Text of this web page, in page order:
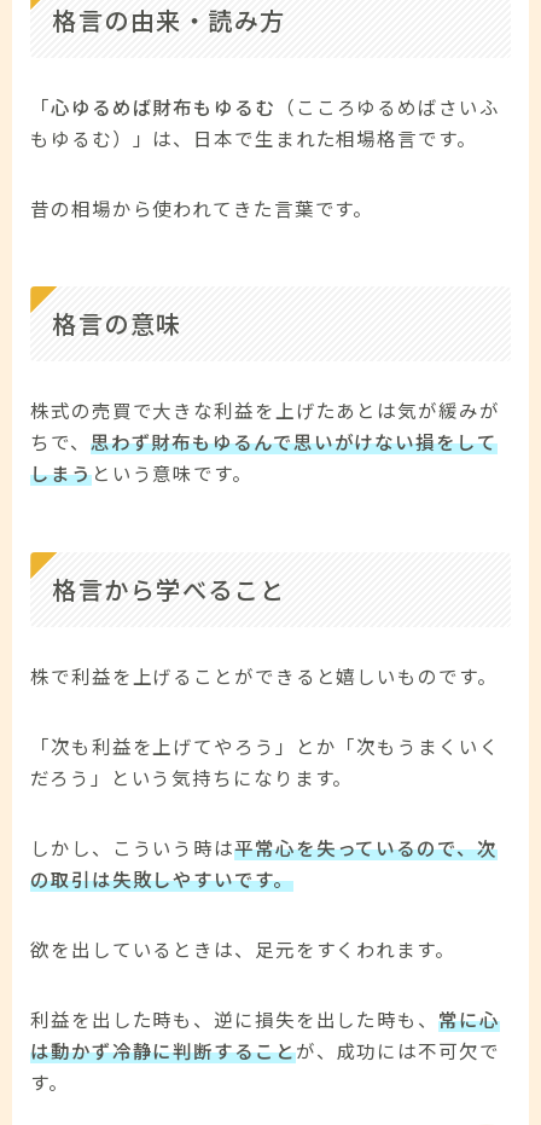
格言の由来・読み方
「心ゆるめば財布もゆるむ （こころゆるめばさいふ
もゆるむ）」は、日本で生まれた相場格言です。
昔の相場から使われてきた言葉です。
格言の意味
株式の売買で大きな利益を上げたあとは気が緩みが
ちで、 思わず財布もゆるんで思いがけない損をして
しまうという意味です。
格言から学べること
株で利益を上げることができると嬉しいものです。
「次も利益を上げてやろう」とか「次もうまくいく
だろう」という気持ちになります。
しかし、こういう時は平常心を失っているので、次
の取引は失敗しやすいです。
欲を出しているときは、足元をすくわれます。
利益を出した時も、逆に損失を出した時も、 常に心
は動かず冷静に判断することが、成功には不可欠で
す。